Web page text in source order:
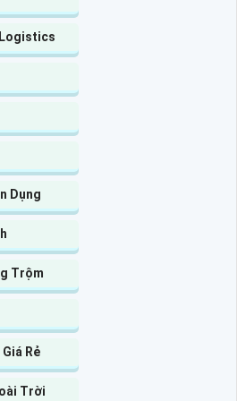
Logistics
Dụng
Trộm
Rẻ
Trời